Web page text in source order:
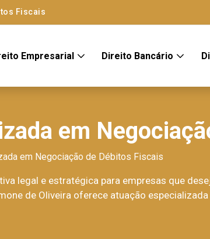
Fiscais
Empresarial Direito Bancário
em
em Negociação de Débitos Fiscais
legal e estratégica para empresas que
de Oliveira oferece atuação